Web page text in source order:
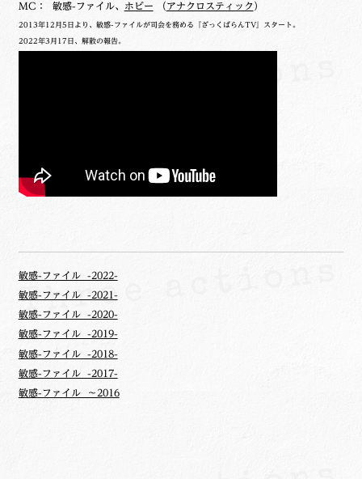
MC： 敏感-ファイル、 ホビー （ アナクロスティック ）
2013年12月5日より、敏感-ファイルが司会を務める『ざっくばらんTV』スタート。
2022年3月17日、解散の報告。
敏感-ファイル -2022-
敏感-ファイル -2021-
敏感-ファイル -2020-
敏感-ファイル -2019-
敏感-ファイル -2018-
敏感-ファイル -2017-
敏感-ファイル ～2016